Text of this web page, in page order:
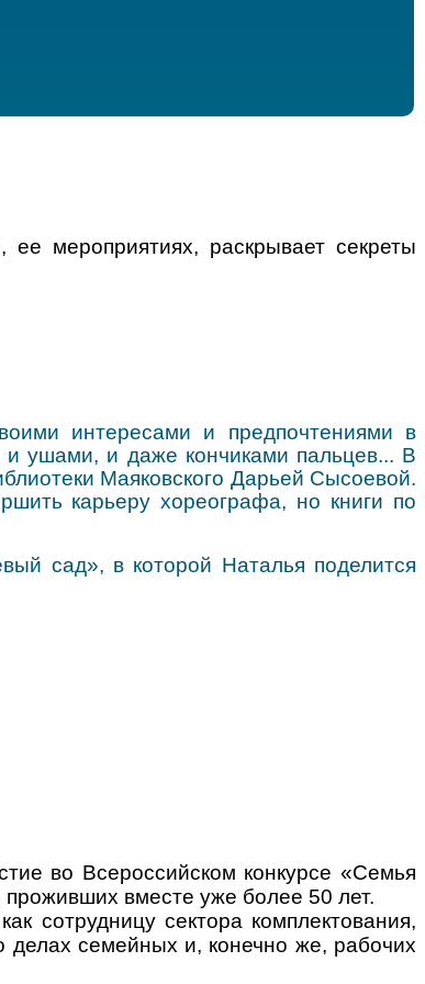
мероприятиях, раскрывает секреты
интересами и предпочтениями в
ушами, и даже кончиками пальцев... В
Маяковского Дарьей Сысоевой.
карьеру хореографа, но книги по
сад», в которой Наталья поделится
во Всероссийском конкурсе «Семья
вместе уже более 50 лет.
сотрудницу сектора комплектования,
делах семейных и, конечно же, рабочих